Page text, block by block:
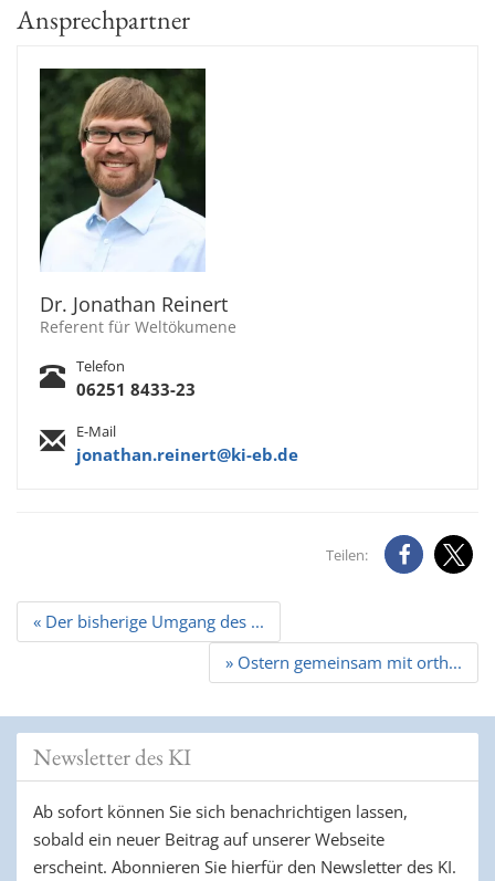
Ansprechpartner
Dr. Jonathan Reinert
Referent für Weltökumene
Telefon
06251 8433-23
E-Mail
jonathan.reinert@ki-eb.de
Teilen:
Beitrags
Navigation
« Der bisherige Umgang des ...
» Ostern gemeinsam mit orth...
Newsletter des KI
Ab sofort können Sie sich benachrichtigen lassen,
sobald ein neuer Beitrag auf unserer Webseite
erscheint. Abonnieren Sie hierfür den Newsletter des KI.